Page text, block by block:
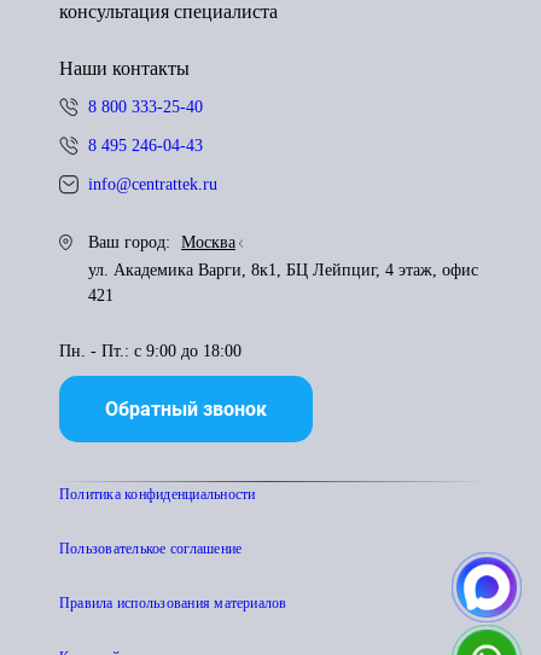
консультация специалиста
Наши контакты
8 800 333-25-40
8 495 246-04-43
info@centrattek.ru
Ваш город:
Москва
ул. Академика Варги, 8к1, БЦ Лейпциг, 4 этаж, офис
421
Пн. - Пт.: с 9:00 до 18:00
Обратный звонок
Политика конфиденциальности
Пользователькое соглашение
Правила использования материалов